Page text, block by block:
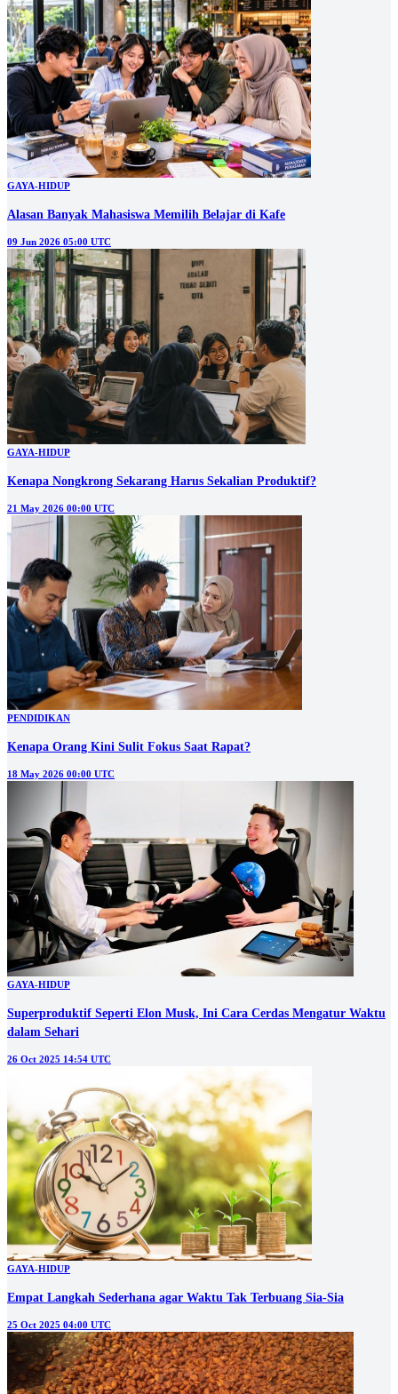
GAYA-HIDUP
Alasan Banyak Mahasiswa Memilih Belajar di Kafe
09 Jun 2026 05:00 UTC
GAYA-HIDUP
Kenapa Nongkrong Sekarang Harus Sekalian Produktif?
21 May 2026 00:00 UTC
PENDIDIKAN
Kenapa Orang Kini Sulit Fokus Saat Rapat?
18 May 2026 00:00 UTC
GAYA-HIDUP
Superproduktif Seperti Elon Musk, Ini Cara Cerdas Mengatur Waktu
dalam Sehari
26 Oct 2025 14:54 UTC
GAYA-HIDUP
Empat Langkah Sederhana agar Waktu Tak Terbuang Sia-Sia
25 Oct 2025 04:00 UTC